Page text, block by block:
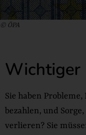
© ÖPA
Wichtiger
Sie haben
bezahlen, und
verlieren? Sie